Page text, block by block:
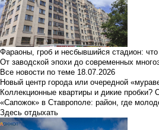
Фараоны, гроб и несбывшийся стадион:
От заводской эпохи до современных
Все новости по теме 18.07.2026
Новый центр города или очередной
Коллекционные квартиры и дикие пробки?
«Сапожок» в Ставрополе: район, где
Здесь отдыхать